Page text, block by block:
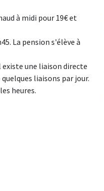
à midi pour 19€ et
La pension s'élève à
une liaison directe
liaisons par jour.
heures.